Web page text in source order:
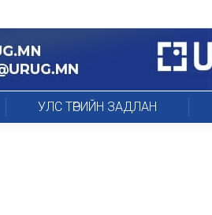
УЛС ТӨРИЙН ЗАДЛАН